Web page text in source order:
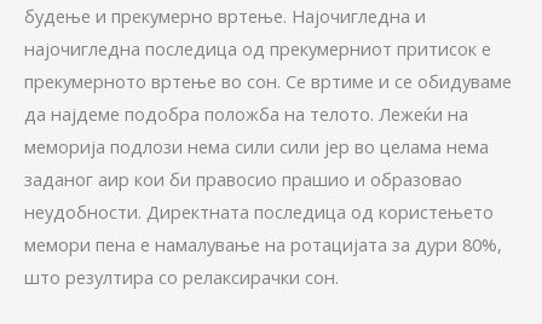
будење и прекумерно вртење. Најочигледна и
најочигледна последица од прекумерниот притисок е
прекумерното вртење во сон. Се вртиме и се обидуваме
да најдеме подобра положба на телото. Лежеќи на
меморија подлози нема сили сили јер во целама нема
заданог аир кои би правосио прашио и образовао
неудобности. Директната последица од користењето
мемори пена е намалување на ротацијата за дури 80%,
што резултира со релаксирачки сон.